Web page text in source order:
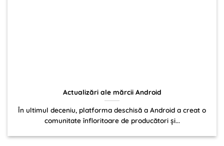
Actualizări ale mărcii Android
În ultimul deceniu, platforma deschisă a Android a creat o
comunitate înfloritoare de producători și...